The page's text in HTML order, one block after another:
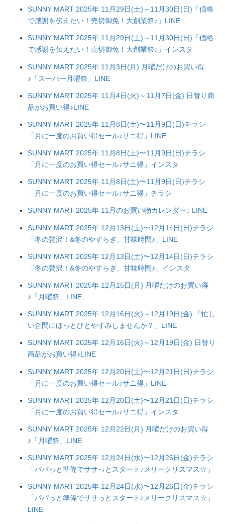
SUNNY MART 2025年 11月29日(土)～11月30日(日)「価格
で感謝を伝えたい！売切御免！大創業祭♪」LINE
SUNNY MART 2025年 11月29日(土)～11月30日(日)「価格
で感謝を伝えたい！売切御免！大創業祭♪」インスタ
SUNNY MART 2025年 11月3日(月) 月曜だけのお買い得
♪「スーパー月曜祭」LINE
SUNNY MART 2025年 11月4日(火)～11月7日(金) 日替り商
品がお買い得♪LINE
SUNNY MART 2025年 11月8日(土)〜11月9日(日)チラシ
「月に一度のお買い得セール♪サニ得」LINE
SUNNY MART 2025年 11月8日(土)〜11月9日(日)チラシ
「月に一度のお買い得セール♪サニ得」インスタ
SUNNY MART 2025年 11月8日(土)〜11月9日(日)チラシ
「月に一度のお買い得セール♪サニ得」チラシ
SUNNY MART 2025年 11月のお買い物カレンダー♪ LINE
SUNNY MART 2025年 12月13日(土)〜12月14日(日)チラシ
「冬の贅沢！&冬のやすらぎ、甘味時間♪」LINE
SUNNY MART 2025年 12月13日(土)〜12月14日(日)チラシ
「冬の贅沢！&冬のやすらぎ、甘味時間♪」インスタ
SUNNY MART 2025年 12月15日(月) 月曜だけのお買い得
♪「月曜祭」LINE
SUNNY MART 2025年 12月16日(火)～12月19日(金) 「忙し
い合間にほっとひとやすみしませんか？」LINE
SUNNY MART 2025年 12月16日(火)～12月19日(金) 日替り
商品がお買い得♪LINE
SUNNY MART 2025年 12月20日(土)〜12月21日(日)チラシ
「月に一度のお買い得セール♪サニ得」LINE
SUNNY MART 2025年 12月20日(土)〜12月21日(日)チラシ
「月に一度のお買い得セール♪サニ得」インスタ
SUNNY MART 2025年 12月22日(月) 月曜だけのお買い得
♪「月曜祭」LINE
SUNNY MART 2025年 12月24日(水)〜12月26日(金)チラシ
「パパっと準備でササっとスタート♪メリークリスマス☆」
SUNNY MART 2025年 12月24日(水)〜12月26日(金)チラシ
「パパっと準備でササっとスタート♪メリークリスマス☆」
LINE